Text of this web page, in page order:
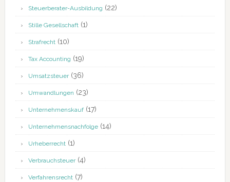
Steuerberater-Ausbildung (22)
Stille Gesellschaft(1)
Strafrecht(10)
Tax Accounting (19)
Umsatzsteuer(36)
Umwandlungen (23)
Unternehmenskauf(17)
Unternehmensnachfolge(14)
Urheberrecht(1)
Verbrauchsteuer(4)
Verfahrensrecht(7)